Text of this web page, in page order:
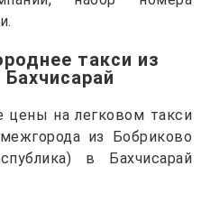
такси из
цены на легковом такси
из Бобриково
в Бахчисарай